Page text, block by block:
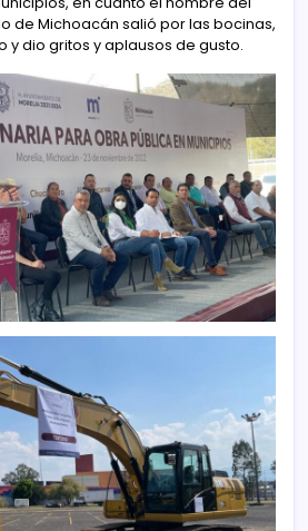
de Michoacán salió por las bocinas,
y dio gritos y aplausos de gusto.